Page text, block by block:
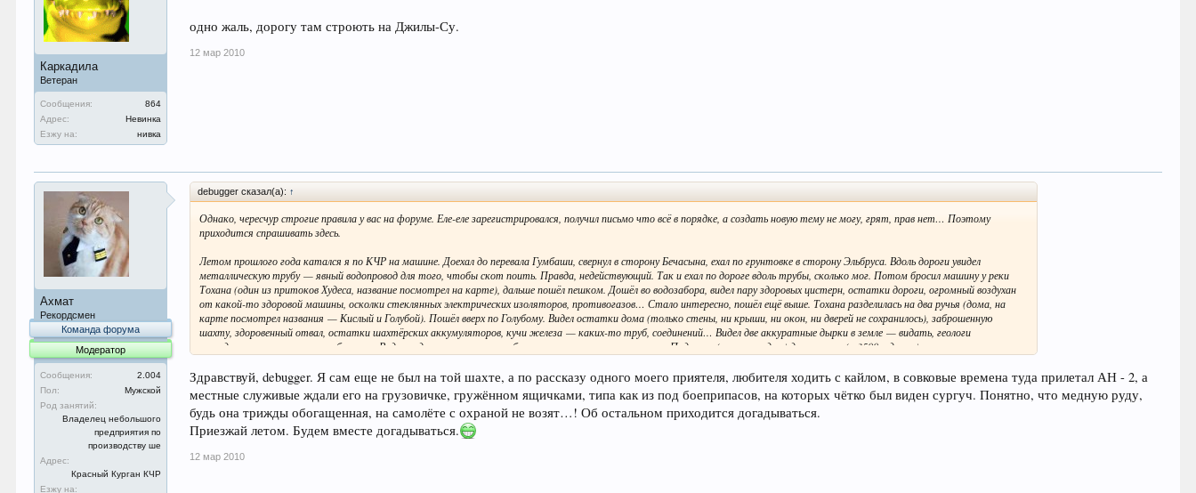
Каркадила
Ветеран
Сообщения:
864
Адрес:
Невинка
Езжу на:
нивка
одно жаль, дорогу там строють на Джилы-Су.
12 мар 2010
Ахмат
Рекордсмен
Команда форума
Модератор
Сообщения:
2.004
Пол:
Мужской
Род занятий:
Владелец небольшого
предприятия по
производству ше
Адрес:
Красный Курган КЧР
Езжу на:
debugger сказал(а): ↑
Однако, чересчур строгие правила у вас на форуме. Еле-еле зарегистрировался, получил письмо что всё в порядке, а создать новую тему не могу, грят, прав нет… Поэтому
приходится спрашивать здесь.
Летом прошлого года катался я по КЧР на машине. Доехал до перевала Гумбаши, свернул в сторону Бечасына, ехал по грунтовке в сторону Эльбруса. Вдоль дороги увидел
металлическую трубу — явный водопровод для того, чтобы скот поить. Правда, недействующий. Так и ехал по дороге вдоль трубы, сколько мог. Потом бросил машину у реки
Тохана (один из притоков Худеса, название посмотрел на карте), дальше пошёл пешком. Дошёл во водозабора, видел пару здоровых цистерн, остатки дороги, огромный воздухан
от какой-то здоровой машины, осколки стеклянных электрических изоляторов, противогазов… Стало интересно, пошёл ещё выше. Тохана разделилась на два ручья (дома, на
карте посмотрел названия — Кислый и Голубой). Пошёл вверх по Голубому. Видел остатки дома (только стены, ни крыши, ни окон, ни дверей не сохранилось), заброшенную
шахту, здоровенный отвал, остатки шахтёрских аккумуляторов, кучи железа — каких-то труб, соединений… Видел две аккуратные дырки в земле — видать, геологи
разведывательные скважины бурили… Рядом с дырками — старые буровые головки, прочее железо… Поднялся (уже с трудом) до перевала (~ 3500, однако), посмотрел на
Кстати, зарыл в тех местах коробочку. Хочу тайник сделать. Только информации в инете маловато. Поиск слова «Тохана» выдаёт всё какую-то ерунду. Нашёл в сети всего
несколько упоминаний про Тохану.
Кто-нибудь был там? Знаете что-нибудь про те места? Что там за шахта была? Что добывали? Когда закрыли?
Там, говорят, какие-то минеральные источники есть. Я видел ручеёк, стекающий по горе. Камень под ручёйком жёлтый. Пить можно?
Здравствуй, debugger. Я сам еще не был на той шахте, а по рассказу одного моего приятеля, любителя ходить с кайлом, в совковые времена туда прилетал АН - 2, а
местные служивые ждали его на грузовичке, гружённом ящичками, типа как из под боеприпасов, на которых чётко был виден сургуч. Понятно, что медную руду,
будь она трижды обогащенная, на самолёте с охраной не возят…! Об остальном приходится догадываться.
Приезжай летом. Будем вместе догадываться.
12 мар 2010